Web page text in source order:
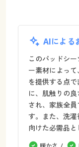
AIによる
このパッドシ
ー素材によっ
を提供する点
に、肌触りの
され、家族全
す。また、洗
向けた必需品と